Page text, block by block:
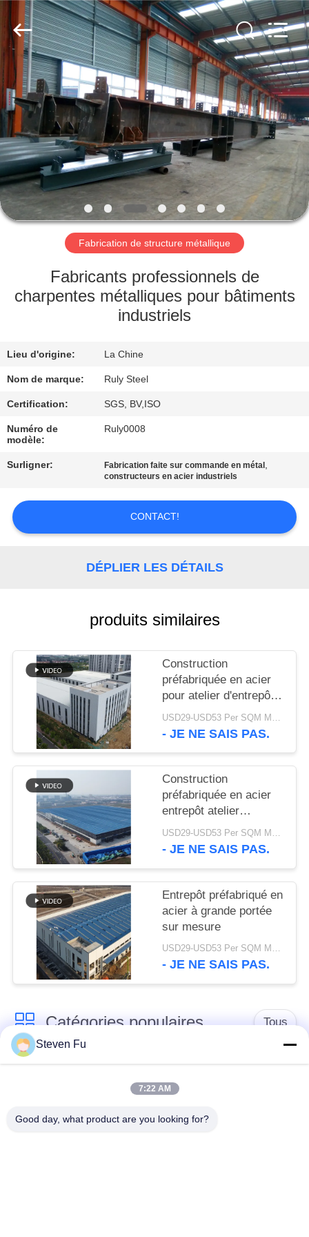
MAISON
PRODUITS
VIDÉOS
VR
SHOW
SUJET
VISITE
D'USINE
CONTRÔLE
DE
CONTACTEZ-
SOLUTION
DE
DÉFAUT
BLOG
SITEMAP
PRIVACY
POLICY
Qingdao
Steel
Engineering
Co.,Ltd.
Rights
Reserved.
Fabrication de structure métallique
Fabricants professionnels de
charpentes métalliques pour bâtiments
industriels
Lieu d'origine: La Chine
Nom de marque: Ruly Steel
Certification: SGS, BV,ISO
Numéro de
modèle:
Ruly0008
Surligner: Fabrication faite sur commande en métal ,
constructeurs en acier industriels
CONTACT!
DÉPLIER LES DÉTAILS
produits similaires
Construction
préfabriquée en acier
pour atelier d'entrepôt
personnalisable
USD29-USD53 Per SQM MOQ:500 mètres carrés
- JE NE SAIS PAS.
Construction
préfabriquée en acier
entrepôt atelier
bâtiment industriel de
grande portée
USD29-USD53 Per SQM MOQ:500 mètres carrés
- JE NE SAIS PAS.
Entrepôt préfabriqué en
acier à grande portée
sur mesure
USD29-USD53 Per SQM MOQ:500 mètres carrés
- JE NE SAIS PAS.
Catégories populaires Tous
entrepôt de structure
Atelier de structure
métallique
construction de
Fabrication de
Steven Fu
7:22 AM
Good day, what product are you looking for?